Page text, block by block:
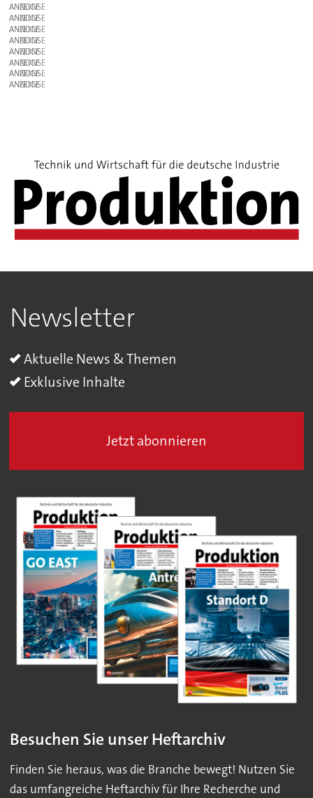
ANZEIGE
ANZEIGE
ANZEIGE
ANZEIGE
ANZEIGE
ANZEIGE
ANZEIGE
ANZEIGE
Newsletter
Aktuelle News & Themen
Exklusive Inhalte
Jetzt abonnieren
Besuchen Sie unser Heftarchiv
Finden Sie heraus, was die Branche bewegt! Nutzen Sie
das umfangreiche Heftarchiv für Ihre Recherche und